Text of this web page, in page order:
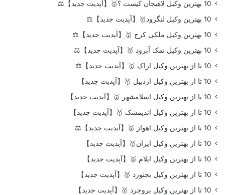
10 بهترین وکیل لاهیجان کیست ؟🥇【آپدیت جدید】⚖️
10 بهترین وکیل لنگرود🥇【آپدیت جدید】⚖️
10 بهترین وکیل ملکی کرج 🥇【آپدیت جدید】⚖️
10 بهترین وکیل نمک آبرود 🥇【آپدیت جدید】⚖️
10 تا از بهترین وکیل اراک 🥇【آپدیت جدید】⚖️
10 تا از بهترین وکیل اردبیل 🥇【آپدیت جدید】
10 تا از بهترین وکیل اسلامشهر 🥇【آپدیت جدید】
10 تا از بهترین وکیل اندیمشک 🥇【آپدیت جدید】
10 تا از بهترین وکیل اهواز 🥇【آپدیت جدید】⚖️
10 تا از بهترین وکیل ایران🥇【آپدیت جدید】
10 تا از بهترین وکیل ایلام 🥇【آپدیت جدید】
10 تا از بهترین وکیل بجنورد 🥇【آپدیت جدید】
10 تا از بهترین وکیل بروجرد 🥇【آپدیت جدید】